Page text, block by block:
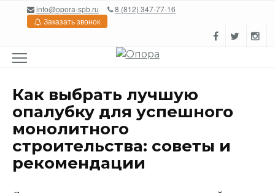
Перейтиinfo@opora-spb.ru
8 (812) 347-77-16
Заказать звонок
Как выбрать лучшую
опалубку для успешного
монолитного
строительства: советы и
рекомендации